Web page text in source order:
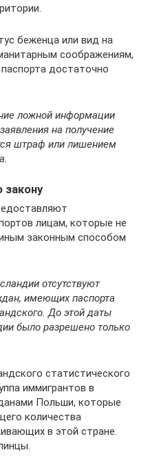
беженца или вид на
соображениям,
достаточно
ложной информации
на получение
штраф или лишением
закону
лицам, которые не
законным способом
отсутствуют
имеющих паспорта
До этой даты
было разрешено только
статистического
иммигрантов в
Польши, которые
количества
в этой стране.